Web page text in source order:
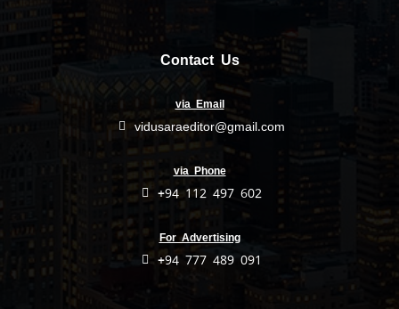
Contact Us
via Email
vidusaraeditor@gmail.com
via Phone
+94 112 497 602
For Advertising
+94 777 489 091